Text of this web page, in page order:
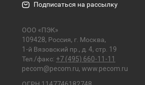
Подписаться на рассылку
ООО «ПЭК»
109428, Россия, г. Москва,
1-й Вязовский пр., д. 4, стр. 19
Тел./факс: +7 (495) 660-11-11
pecom@pecom.ru, www.pecom.ru